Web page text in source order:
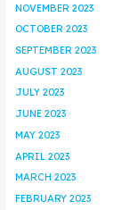
NOVEMBER 2023
OCTOBER 2023
SEPTEMBER 2023
AUGUST 2023
JULY 2023
JUNE 2023
MAY 2023
APRIL 2023
MARCH 2023
FEBRUARY 2023